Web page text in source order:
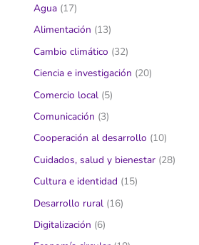
Agua (17)
Alimentación (13)
Cambio climático (32)
Ciencia e investigación (20)
Comercio local (5)
Comunicación (3)
Cooperación al desarrollo (10)
Cuidados, salud y bienestar (28)
Cultura e identidad (15)
Desarrollo rural (16)
Digitalización (6)